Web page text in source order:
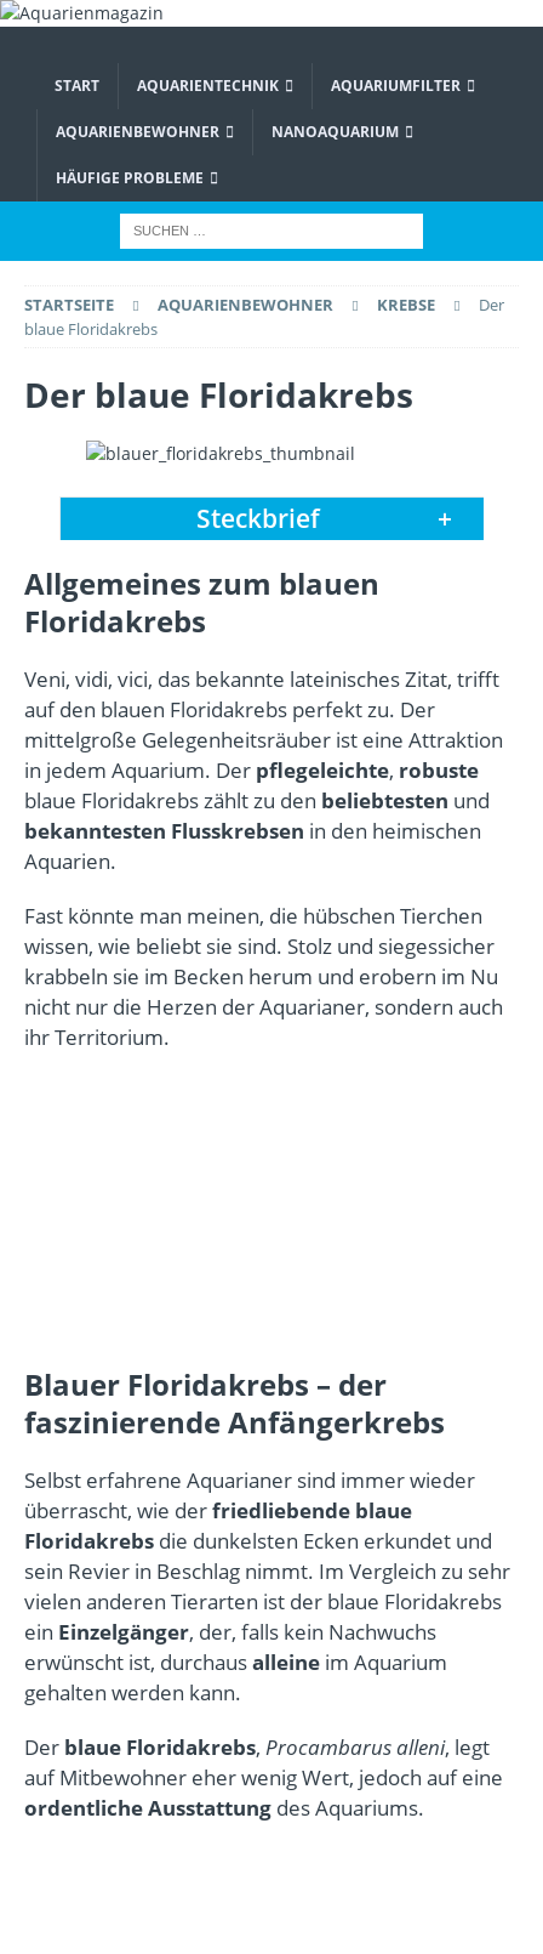
START AQUARIENTECHNIK AQUARIUMFILTER
AQUARIENBEWOHNER NANOAQUARIUM
HÄUFIGE PROBLEME
STARTSEITE AQUARIENBEWOHNER KREBSE
Der
blaue Floridakrebs
Der blaue Floridakrebs
Steckbrief +
Allgemeines zum blauen
Floridakrebs
Veni, vidi, vici, das bekannte lateinisches Zitat, trifft
auf den blauen Floridakrebs perfekt zu. Der
mittelgroße Gelegenheitsräuber ist eine Attraktion
in jedem Aquarium. Der pflegeleichte, robuste
blaue Floridakrebs zählt zu den beliebtesten und
bekanntesten Flusskrebsen in den heimischen
Aquarien.
Fast könnte man meinen, die hübschen Tierchen
wissen, wie beliebt sie sind. Stolz und siegessicher
krabbeln sie im Becken herum und erobern im Nu
nicht nur die Herzen der Aquarianer, sondern auch
ihr Territorium.
Blauer Floridakrebs – der
faszinierende Anfängerkrebs
Selbst erfahrene Aquarianer sind immer wieder
überrascht, wie derfriedliebende blaue
Floridakrebs die dunkelsten Ecken erkundet und
sein Revier in Beschlag nimmt. Im Vergleich zu sehr
vielen anderen Tierarten ist der blaue Floridakrebs
ein Einzelgänger, der, falls kein Nachwuchs
erwünscht ist, durchausalleine im Aquarium
gehalten werden kann.
Der blaue Floridakrebs, Procambarus alleni, legt
auf Mitbewohner eher wenig Wert, jedoch auf eine
ordentliche Ausstattung des Aquariums.